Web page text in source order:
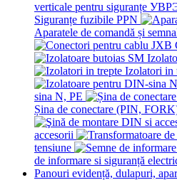
verticale pentru siguranțe
Siguranțe fuzibile PPN
Aparatele de comandă și
Izolatori in
sina N, PE
Șina de conectare (PIN,
accesorii
tensiune
de informare si siguranță
Panouri evidență, dulapuri,